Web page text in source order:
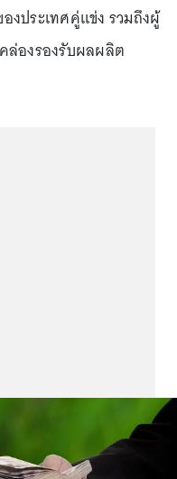
งประเทศคู่แข่ง รวมถึงผู้
ล่องรองรับผลผลิต